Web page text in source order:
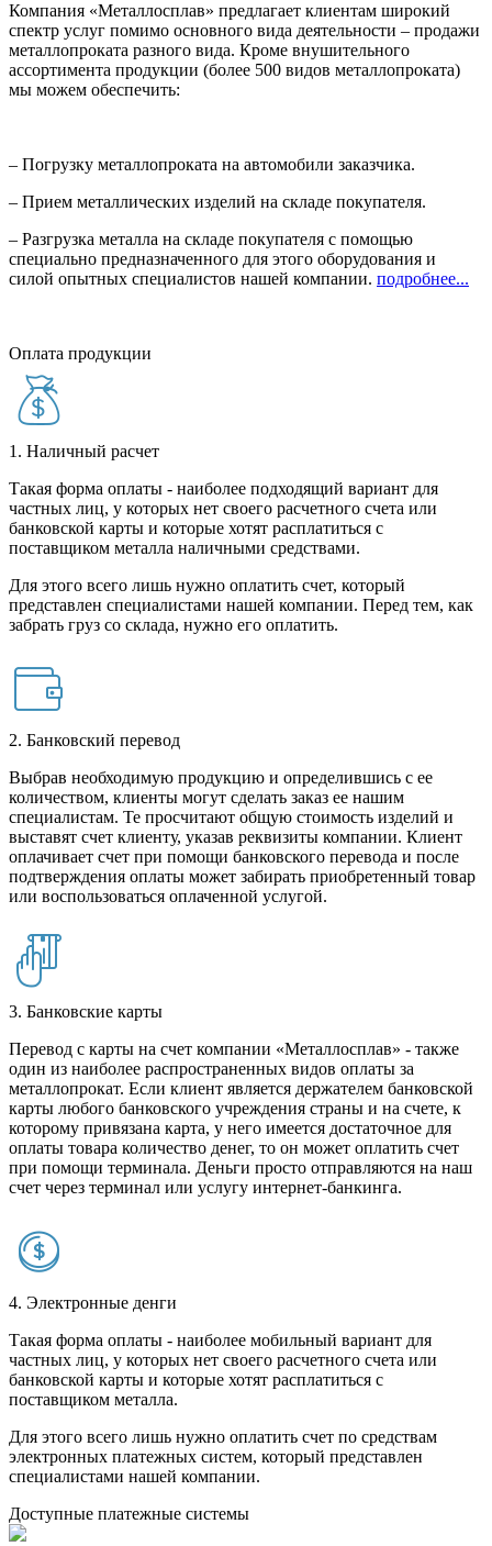
Компания «Металлосплав» предлагает клиентам широкий
спектр услуг помимо основного вида деятельности – продажи
металлопроката разного вида. Кроме внушительного
ассортимента продукции (более 500 видов металлопроката)
мы можем обеспечить:
– Погрузку металлопроката на автомобили заказчика.
– Прием металлических изделий на складе покупателя.
– Разгрузка металла на складе покупателя с помощью
специально предназначенного для этого оборудования и
силой опытных специалистов нашей компании. подробнее...
Оплата продукции
1. Наличный расчет
Такая форма оплаты - наиболее подходящий вариант для
частных лиц, у которых нет своего расчетного счета или
банковской карты и которые хотят расплатиться с
поставщиком металла наличными средствами.
Для этого всего лишь нужно оплатить счет, который
представлен специалистами нашей компании. Перед тем, как
забрать груз со склада, нужно его оплатить.
2. Банковский перевод
Выбрав необходимую продукцию и определившись с ее
количеством, клиенты могут сделать заказ ее нашим
специалистам. Те просчитают общую стоимость изделий и
выставят счет клиенту, указав реквизиты компании. Клиент
оплачивает счет при помощи банковского перевода и после
подтверждения оплаты может забирать приобретенный товар
или воспользоваться оплаченной услугой.
3. Банковские карты
Перевод с карты на счет компании «Металлосплав» - также
один из наиболее распространенных видов оплаты за
металлопрокат. Если клиент является держателем банковской
карты любого банковского учреждения страны и на счете, к
которому привязана карта, у него имеется достаточное для
оплаты товара количество денег, то он может оплатить счет
при помощи терминала. Деньги просто отправляются на наш
счет через терминал или услугу интернет-банкинга.
4. Электронные денги
Такая форма оплаты - наиболее мобильный вариант для
частных лиц, у которых нет своего расчетного счета или
банковской карты и которые хотят расплатиться с
поставщиком металла.
Для этого всего лишь нужно оплатить счет по средствам
электронных платежных систем, который представлен
специалистами нашей компании.
Доступные платежные системы